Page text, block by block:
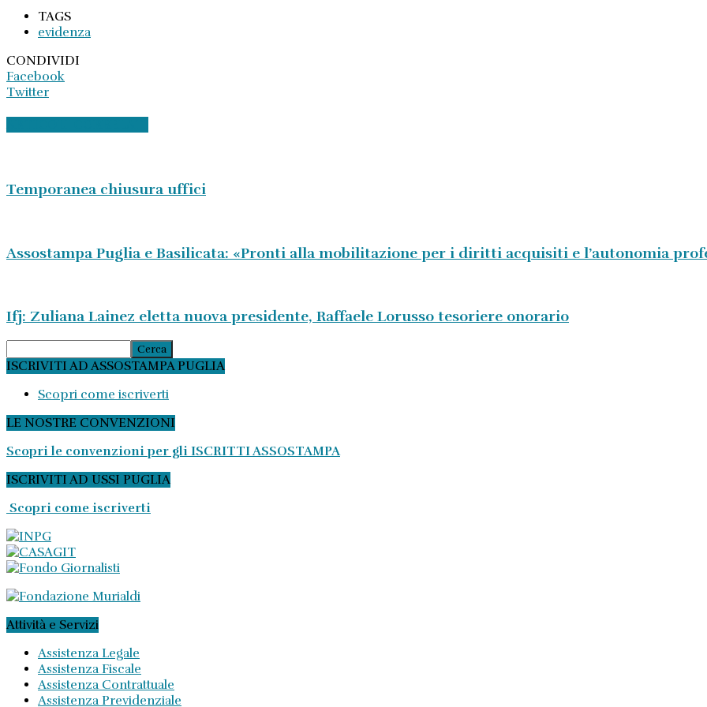
TAGS
evidenza
CONDIVIDI
Facebook
Twitter
Temporanea chiusura uffici
Assostampa Puglia e Basilicata: «Pronti alla mobilitazione per i diritti acquisiti e l’autonomia
Ifj: Zuliana Lainez eletta nuova presidente, Raffaele Lorusso tesoriere onorario
ISCRIVITI AD ASSOSTAMPA PUGLIA
Scopri come iscriverti
LE NOSTRE CONVENZIONI
Scopri le convenzioni per gli ISCRITTI ASSOSTAMPA
ISCRIVITI AD USSI PUGLIA
Scopri come iscriverti
Attività e Servizi
Assistenza Legale
Assistenza Fiscale
Assistenza Contrattuale
Assistenza Previdenziale